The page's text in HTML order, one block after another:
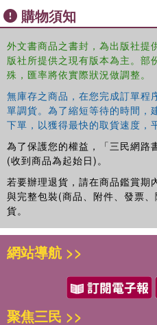
Each of the chapters are
framed in present
and emphasize the
that are transforming the
購物須知
外文書商品之書封，為出版社提
版社所提供之現有版本為主。部
殊，匯率將依實際狀況做調整。
無庫存之商品，在您完成訂單程
單調貨。為了縮短等待的時間，
下單，以獲得最快的取貨速度，
為了保護您的權益，「三民網路
(收到商品為起始日)。
若要辦理退貨，請在商品鑑賞期
與完整包裝(商品、附件、發票
貨。
網站導航 >>
聚焦三民 >>